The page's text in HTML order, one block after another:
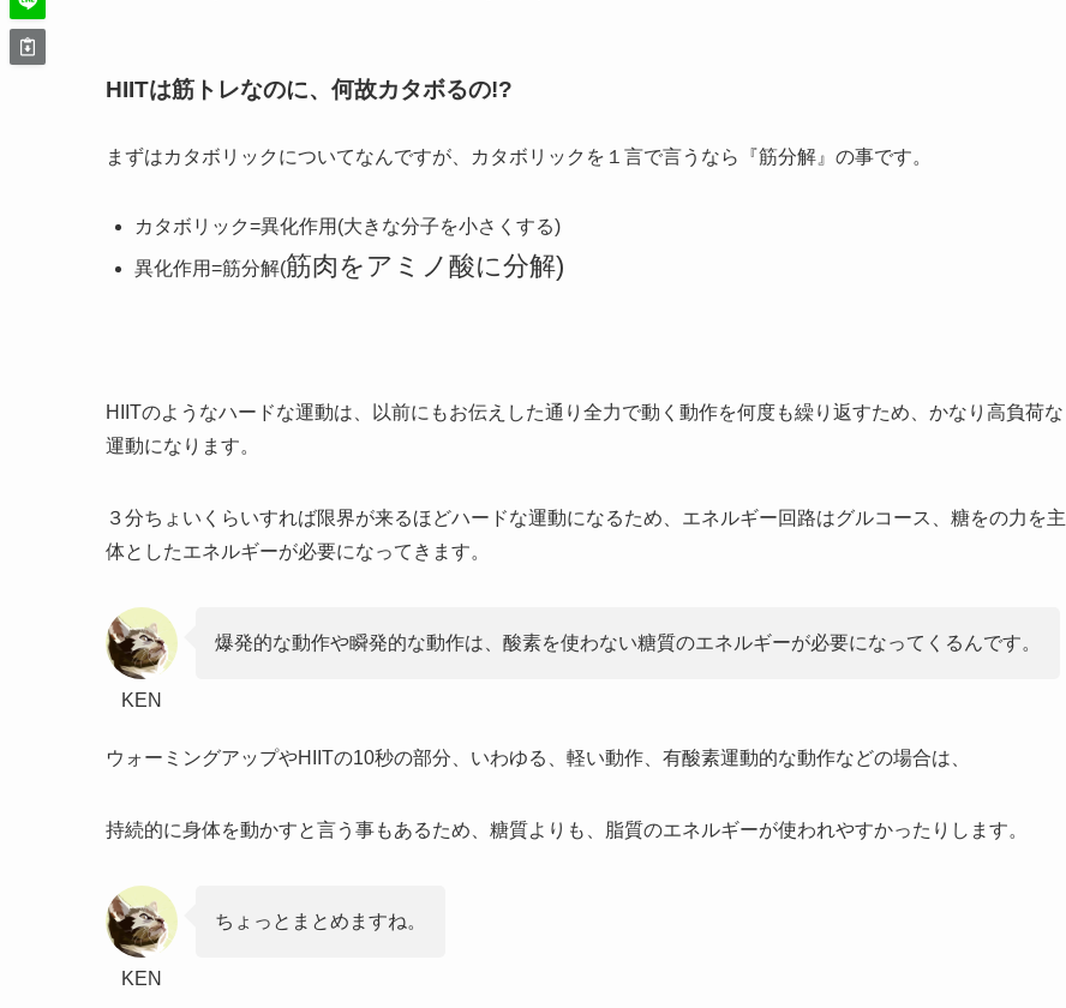
HIITは筋トレなのに、何故カタボるの!?
まずはカタボリックについてなんですが、カタボリックを１言で言うなら『筋分解』の事です。
カタボリック=異化作用(大きな分子を小さくする)
異化作用=筋分解(筋肉をアミノ酸に分解)
HIITのようなハードな運動は、以前にもお伝えした通り全力で動く動作を何度も繰り返すため、かなり高負荷な
運動になります。
３分ちょいくらいすれば限界が来るほどハードな運動になるため、エネルギー回路はグルコース、糖をの力を主
体としたエネルギーが必要になってきます。
KEN
爆発的な動作や瞬発的な動作は、酸素を使わない糖質のエネルギーが必要になってくるんです。
ウォーミングアップやHIITの10秒の部分、いわゆる、軽い動作、有酸素運動的な動作などの場合は、
持続的に身体を動かすと言う事もあるため、糖質よりも、脂質のエネルギーが使われやすかったりします。
KEN
ちょっとまとめますね。